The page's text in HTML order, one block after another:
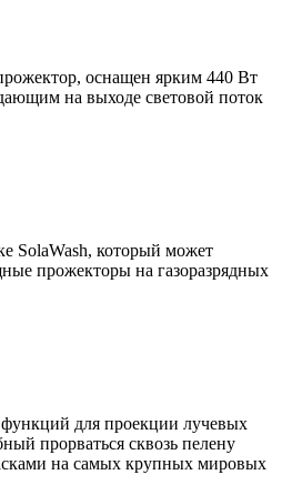
оснащен ярким 440 Вт
на выходе световой поток
SolaWash, который может
прожекторы на газоразрядных
для проекции лучевых
прорваться сквозь пелену
на самых крупных мировых